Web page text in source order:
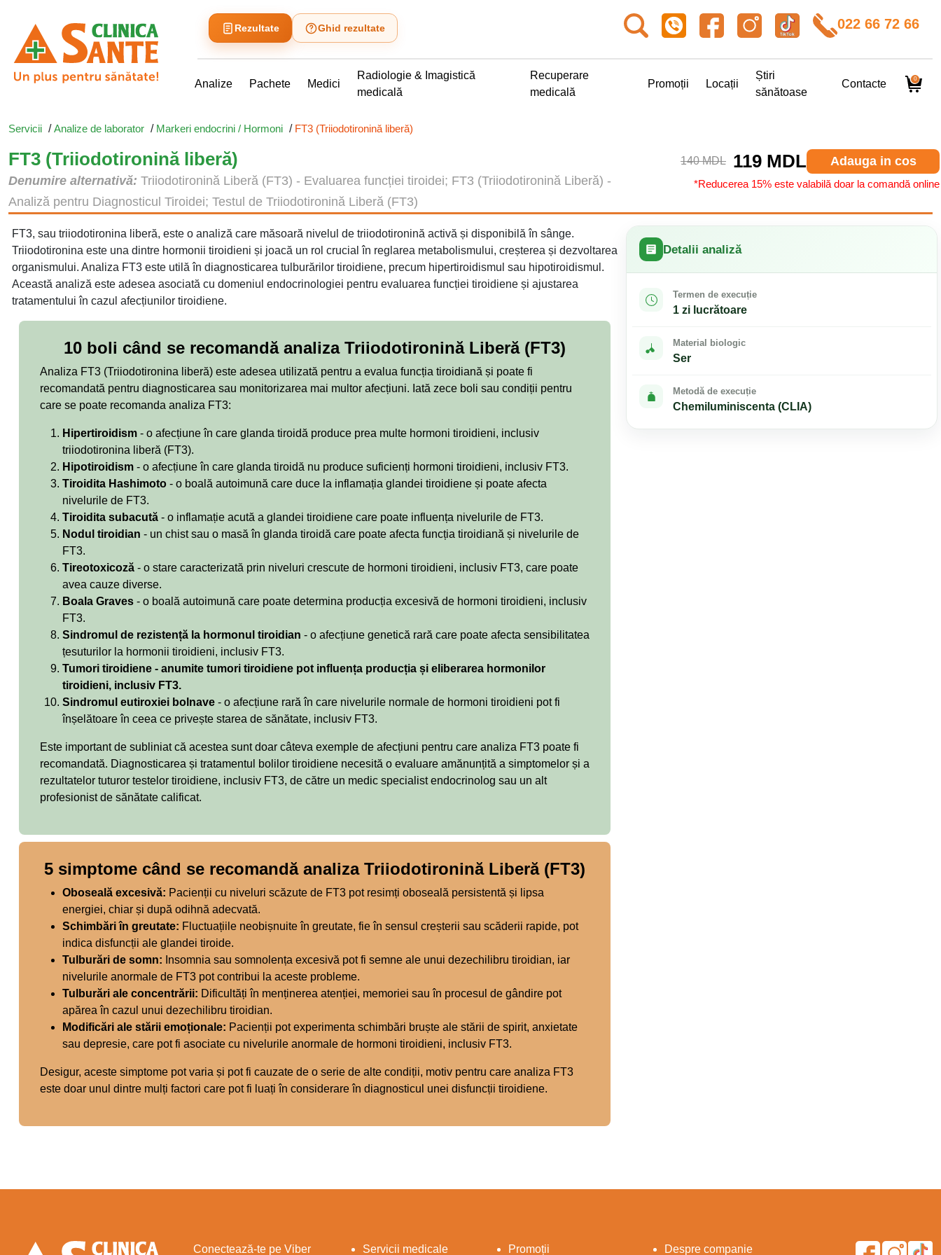
Rezultate Ghid rezultate 022 66 72 66
Analize Pachete Medici
Radiologie & Imagistică
medicală
Recuperare
medicală
Promoții Locații
Știri
sănătoase
Contacte 0
Servicii /Analize de laborator / Markeri endocrini / Hormoni / FT3 (Triiodotironină liberă)
FT3 (Triiodotironină liberă)
Denumire alternativă: Triiodotironină Liberă (FT3) - Evaluarea funcției tiroidei; FT3 (Triiodotironină Liberă) -
Analiză pentru Diagnosticul Tiroidei; Testul de Triiodotironină Liberă (FT3)
140 MDL 119 MDL Adauga in cos
*Reducerea 15% este valabilă doar la comandă online
FT3, sau triiodotironina liberă, este o analiză care măsoară nivelul de triiodotironină activă și disponibilă în sânge.
Triiodotironina este una dintre hormonii tiroidieni și joacă un rol crucial în reglarea metabolismului, creșterea și dezvoltarea
organismului. Analiza FT3 este utilă în diagnosticarea tulburărilor tiroidiene, precum hipertiroidismul sau hipotiroidismul.
Această analiză este adesea asociată cu domeniul endocrinologiei pentru evaluarea funcției tiroidiene și ajustarea
tratamentului în cazul afecțiunilor tiroidiene.
10 boli când se recomandă analiza Triiodotironină Liberă (FT3)
Analiza FT3 (Triiodotironina liberă) este adesea utilizată pentru a evalua funcția tiroidiană și poate fi
recomandată pentru diagnosticarea sau monitorizarea mai multor afecțiuni. Iată zece boli sau condiții pentru
care se poate recomanda analiza FT3:
Hipertiroidism - o afecțiune în care glanda tiroidă produce prea multe hormoni tiroidieni, inclusiv
triiodotironina liberă (FT3).
Hipotiroidism - o afecțiune în care glanda tiroidă nu produce suficienți hormoni tiroidieni, inclusiv FT3.
Tiroidita Hashimoto - o boală autoimună care duce la inflamația glandei tiroidiene și poate afecta
nivelurile de FT3.
Tiroidita subacută - o inflamație acută a glandei tiroidiene care poate influența nivelurile de FT3.
Nodul tiroidian - un chist sau o masă în glanda tiroidă care poate afecta funcția tiroidiană și nivelurile de
FT3.
Tireotoxicoză - o stare caracterizată prin niveluri crescute de hormoni tiroidieni, inclusiv FT3, care poate
avea cauze diverse.
Boala Graves - o boală autoimună care poate determina producția excesivă de hormoni tiroidieni, inclusiv
FT3.
Sindromul de rezistență la hormonul tiroidian - o afecțiune genetică rară care poate afecta sensibilitatea
țesuturilor la hormonii tiroidieni, inclusiv FT3.
Tumori tiroidiene - anumite tumori tiroidiene pot influența producția și eliberarea hormonilor
tiroidieni, inclusiv FT3.
Sindromul eutiroxiei bolnave - o afecțiune rară în care nivelurile normale de hormoni tiroidieni pot fi
înșelătoare în ceea ce privește starea de sănătate, inclusiv FT3.
Este important de subliniat că acestea sunt doar câteva exemple de afecțiuni pentru care analiza FT3 poate fi
recomandată. Diagnosticarea și tratamentul bolilor tiroidiene necesită o evaluare amănunțită a simptomelor și a
rezultatelor tuturor testelor tiroidiene, inclusiv FT3, de către un medic specialist endocrinolog sau un alt
profesionist de sănătate calificat.
5 simptome când se recomandă analiza Triiodotironină Liberă (FT3)
Oboseală excesivă: Pacienții cu niveluri scăzute de FT3 pot resimți oboseală persistentă și lipsa
energiei, chiar și după odihnă adecvată.
Schimbări în greutate: Fluctuațiile neobișnuite în greutate, fie în sensul creșterii sau scăderii rapide, pot
indica disfuncții ale glandei tiroide.
Tulburări de somn: Insomnia sau somnolența excesivă pot fi semne ale unui dezechilibru tiroidian, iar
nivelurile anormale de FT3 pot contribui la aceste probleme.
Tulburări ale concentrării: Dificultăți în menținerea atenției, memoriei sau în procesul de gândire pot
apărea în cazul unui dezechilibru tiroidian.
Modificări ale stării emoționale: Pacienții pot experimenta schimbări bruște ale stării de spirit, anxietate
sau depresie, care pot fi asociate cu nivelurile anormale de hormoni tiroidieni, inclusiv FT3.
Desigur, aceste simptome pot varia și pot fi cauzate de o serie de alte condiții, motiv pentru care analiza FT3
este doar unul dintre mulți factori care pot fi luați în considerare în diagnosticul unei disfuncții tiroidiene.
Detalii analiză
Termen de execuție
1 zi lucrătoare
Material biologic
Ser
Metodă de execuție
Chemiluminiscenta (CLIA)
Conectează-te pe Viber Servicii medicale Promoții Despre companie